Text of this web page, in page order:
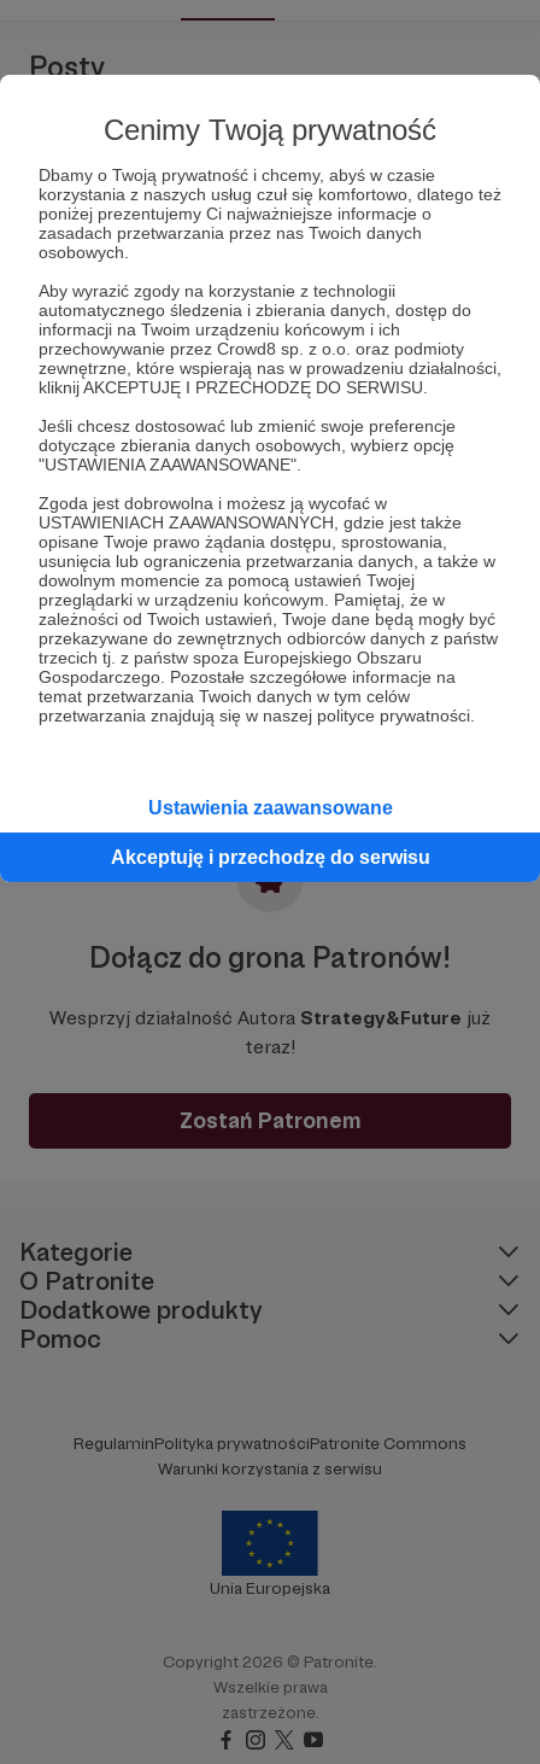
Cenimy Twoją prywatność
Dbamy o Twoją prywatność i chcemy, abyś w czasie
korzystania z naszych usług czuł się komfortowo, dlatego też
poniżej prezentujemy Ci najważniejsze informacje o
zasadach przetwarzania przez nas Twoich danych
osobowych.
Aby wyrazić zgody na korzystanie z technologii
automatycznego śledzenia i zbierania danych, dostęp do
informacji na Twoim urządzeniu końcowym i ich
przechowywanie przez Crowd8 sp. z o.o. oraz podmioty
zewnętrzne, które wspierają nas w prowadzeniu działalności,
kliknij AKCEPTUJĘ I PRZECHODZĘ DO SERWISU.
Jeśli chcesz dostosować lub zmienić swoje preferencje
dotyczące zbierania danych osobowych, wybierz opcję
"USTAWIENIA ZAAWANSOWANE".
Zgoda jest dobrowolna i możesz ją wycofać w
USTAWIENIACH ZAAWANSOWANYCH, gdzie jest także
opisane Twoje prawo żądania dostępu, sprostowania,
usunięcia lub ograniczenia przetwarzania danych, a także w
dowolnym momencie za pomocą ustawień Twojej
przeglądarki w urządzeniu końcowym. Pamiętaj, że w
zależności od Twoich ustawień, Twoje dane będą mogły być
przekazywane do zewnętrznych odbiorców danych z państw
trzecich tj. z państw spoza Europejskiego Obszaru
Gospodarczego. Pozostałe szczegółowe informacje na
temat przetwarzania Twoich danych w tym celów
przetwarzania znajdują się w naszej polityce prywatności.
Ustawienia zaawansowane
Akceptuję i przechodzę do serwisu
Posty
06.11.2023 Brak komentarzy
SKALOWALNA WOJNA ŚWIATOWA.
System sankcji a pokusa ograniczonej
wojny (prezentacja)
SKALOWALNA WOJNA ŚWIATOWA. System sankcji a
pokusa ograniczonej wojny (prezentacja)
Jacek Bartosiak Chiny Background Check +6
Dołącz do grona Patronów!
Wesprzyj działalność Autora Strategy&Future już
teraz!
Zostań Patronem
Kategorie
O Patronite
Dodatkowe produkty
Pomoc
RegulaminPolityka prywatnościPatronite Commons
Warunki korzystania z serwisu
Unia Europejska
Copyright 2026 © Patronite.
Wszelkie prawa
zastrzeżone.